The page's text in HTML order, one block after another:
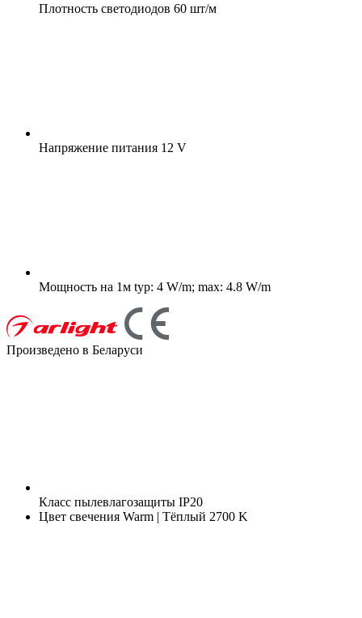
Плотность светодиодов 60 шт/м
Напряжение питания 12 V
Мощность на 1м typ: 4 W/m; max: 4.8 W/m
Произведено в Беларуси
Класс пылевлагозащиты IP20
Цвет свечения Warm | Тёплый 2700 K